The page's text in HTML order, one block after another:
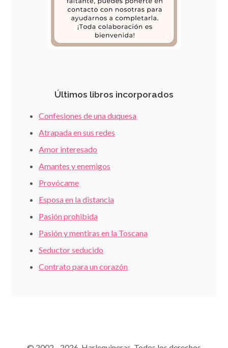
Últimos libros incorporados
Confesiones de una duquesa
Atrapada en sus redes
Amor interesado
Amantes y enemigos
Provócame
Esposa en la distancia
Pasión prohibida
Pasión y mentiras en la Toscana
Seductor seducido
Contrato para un corazón